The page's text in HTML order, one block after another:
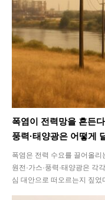
폭염이 전력망을 흔든
풍력·태양광은 어떻게
폭염은 전력 수요를 끌어올
원전·가스·풍력·태양광은 각
심 대안으로 떠오르는지 짚었